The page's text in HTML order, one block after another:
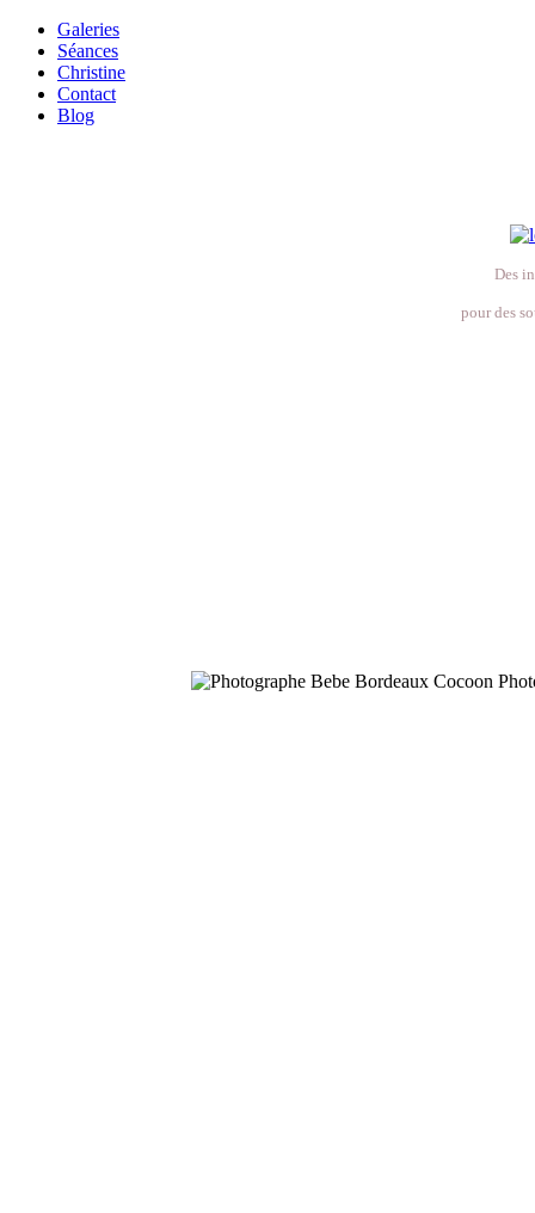
Galeries
Séances
Christine
Contact
Blog
Des
pour des